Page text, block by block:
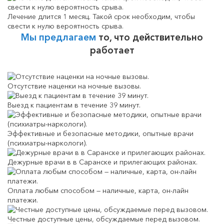
Лечение длится 1 месяц. Такой срок необходим, чтобы
свести к нулю вероятность срыва.
Мы предлагаем то, что действительно
работает
Отсутствие наценки на ночные вызовы.
Выезд к пациентам в течение 39 минут.
Эффективные и безопасные методики, опытные врачи
(психиатры-наркологи).
Дежурные врачи в в Саранске и прилегающих районах.
Оплата любым способом — наличные, карта, он-лайн
платежи.
Честные доступные цены, обсуждаемые перед вызовом.